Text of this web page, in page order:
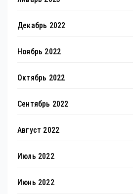
Декабрь 2022
Ноябрь 2022
Октябрь 2022
Сентябрь 2022
Август 2022
Июль 2022
Июнь 2022